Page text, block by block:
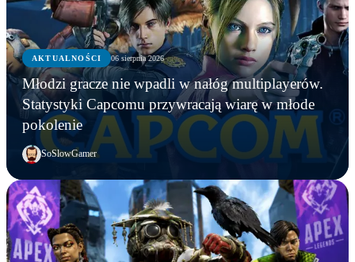
AKTUALNOŚCI 06 sierpnia 2026
Młodzi gracze nie wpadli w nałóg multiplayerów.
Statystyki Capcomu przywracają wiarę w młode
pokolenie
SoSlowGamer